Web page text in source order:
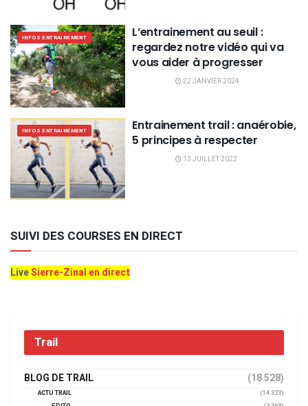
INFOS ENTRAINEMENT
L’entrainement au seuil :
regardez notre vidéo qui va
vous aider à progresser
22 JANVIER 2024
INFOS ENTRAINEMENT
Entrainement trail : anaérobie,
5 principes à respecter
13 JUILLET 2022
SUIVI DES COURSES EN DIRECT
LiveSierre-Zinal en direct
Trail
BLOG DE TRAIL (18 528)
ACTU TRAIL
(14 323)